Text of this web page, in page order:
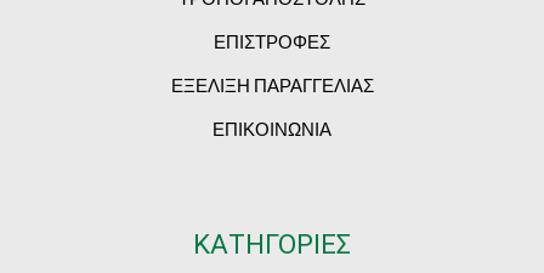
ΕΠΙΣΤΡΟΦΕΣ
ΕΞΕΛΙΞΗ ΠΑΡΑΓΓΕΛΙΑΣ
ΕΠΙΚΟΙΝΩΝΙΑ
ΚΑΤΗΓΟΡΙΕΣ